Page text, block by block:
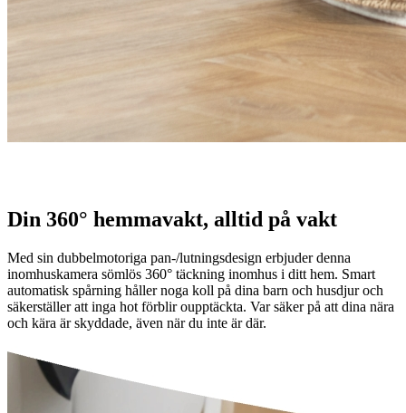
Din 360° hemmavakt, alltid på vakt
Med sin dubbelmotoriga pan-/lutningsdesign erbjuder denna
inomhuskamera sömlös 360° täckning inomhus i ditt hem. Smart
automatisk spårning håller noga koll på dina barn och husdjur och
säkerställer att inga hot förblir oupptäckta. Var säker på att dina nära
och kära är skyddade, även när du inte är där.